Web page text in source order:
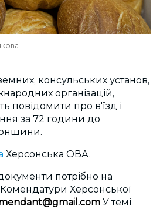
консульських установ,
організацій,
повідомити про в'їзд і
за 72 години до
Херсонська ОВА.
потрібно на
Херсонської
У темі